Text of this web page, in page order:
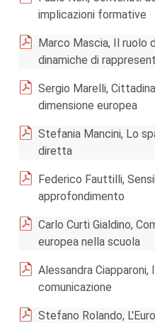
implicazioni formative
Marco Mascia, Il ruolo
dinamiche di
Sergio Marelli,
dimensione europea
Stefania Mancini, Lo
diretta
Federico Fauttilli,
approfondimento
Carlo Curti Gialdino,
europea nella scuola
Alessandra
comunicazione
Stefano Rolando,